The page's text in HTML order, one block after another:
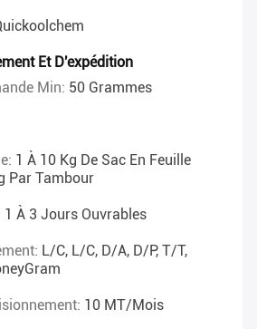
Et D'expédition
Min: 50 Grammes
1 À 10 Kg De Sac En Feuille
Par Tambour
1 À 3 Jours Ouvrables
L/C, L/C, D/A, D/P, T/T,
10 MT/mois